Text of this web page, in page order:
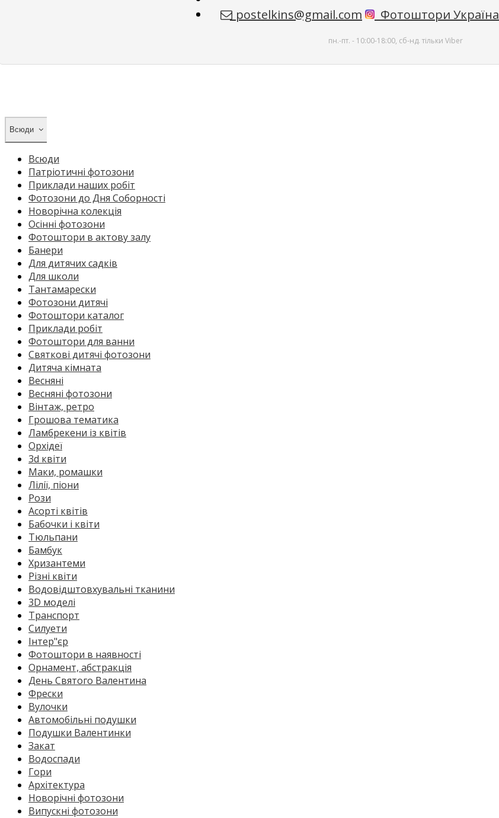
postelkins@gmail.com Фотоштори Україна
пн.-пт. - 10:00-18:00, сб-нд. тільки Viber
Всюди
Всюди
Патріотичні фотозони
Приклади наших робіт
Фотозони до Дня Соборності
Новорічна колекція
Осінні фотозони
Фотоштори в актову залу
Банери
Для дитячих садків
Для школи
Тантамарески
Фотозони дитячі
Фотоштори каталог
Приклади робіт
Фотоштори для ванни
Святкові дитячі фотозони
Дитяча кімната
Весняні
Весняні фотозони
Вінтаж, ретро
Грошова тематика
Ламбрекени із квітів
Орхідеї
3d квіти
Маки, ромашки
Лілії, піони
Рози
Асорті квітів
Бабочки і квіти
Тюльпани
Бамбук
Хризантеми
Різні квіти
Водовідштовхувальні тканини
3D моделі
Транспорт
Силуети
Інтер"єр
Фотоштори в наявності
Орнамент, абстракція
День Святого Валентина
Фрески
Вулочки
Автомобільні подушки
Подушки Валентинки
Закат
Водоспади
Гори
Архітектура
Новорічні фотозони
Випускні фотозони